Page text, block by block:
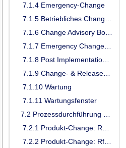
7.1.4 Emergency-Change
7.1.10 Wartung
7.1.11 Wartungsfenster